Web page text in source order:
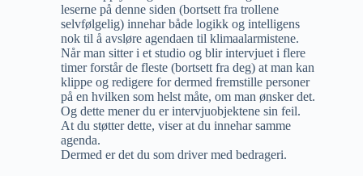
leserne på denne siden (bortsett fra trollene
selvfølgelig) innehar både logikk og intelligens
nok til å avsløre agendaen til klimaalarmistene.
Når man sitter i et studio og blir intervjuet i flere
timer forstår de fleste (bortsett fra deg) at man kan
klippe og redigere for dermed fremstille personer
på en hvilken som helst måte, om man ønsker det.
Og dette mener du er intervjuobjektene sin feil.
At du støtter dette, viser at du innehar samme
agenda.
Dermed er det du som driver med bedrageri.